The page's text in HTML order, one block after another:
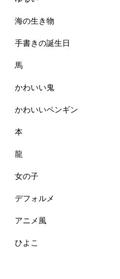
海の生き物
手書きの誕生日
馬
かわいい鬼
かわいいペンギン
本
龍
女の子
デフォルメ
アニメ風
ひよこ